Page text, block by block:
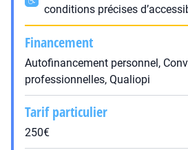
conditions précises
Financement
Autofinancement personnel,
professionnelles, Qualiopi
Tarif particulier
250€